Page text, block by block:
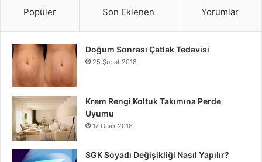
Popüler Son Eklenen Yorumlar
Doğum Sonrası Çatlak Tedavisi
25 Şubat 2018
Krem Rengi Koltuk Takımına Perde
Uyumu
17 Ocak 2018
SGK Soyadı Değişikliği Nasıl Yapılır?